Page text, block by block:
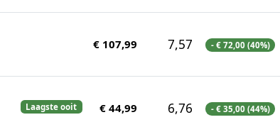
€ 107,99 7,57 - € 72,00 (40%)
Laagste ooit € 44,99 6,76 - € 35,00 (44%)